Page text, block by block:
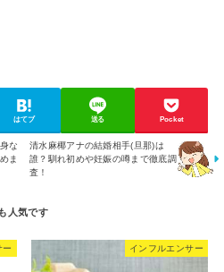
はてブ 送る Pocket
な
ま
清水麻椰アナの結婚相手(旦那)は
誰？馴れ初めや妊娠の噂まで徹底調
査！
ー インフルエンサー